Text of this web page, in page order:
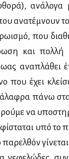
ανά­λο­γα
ανα­τέ­μνουν
που
και πολ­λή
ανα­πλά­θει
που έχει
πά­νω
να
υπό το
πα­ρελ­θόν